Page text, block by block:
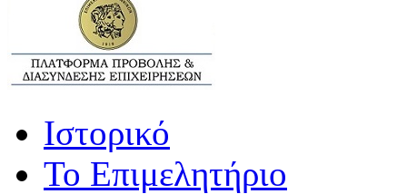
Ιστορικό
Το Επιμελητήριο